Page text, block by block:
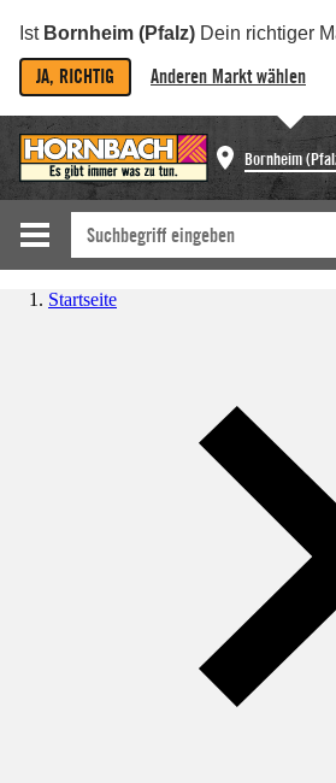
Ist Bornheim (Pfalz) Dein richtiger
JA, RICHTIG Anderen Markt wählen
Bornheim
Startseite